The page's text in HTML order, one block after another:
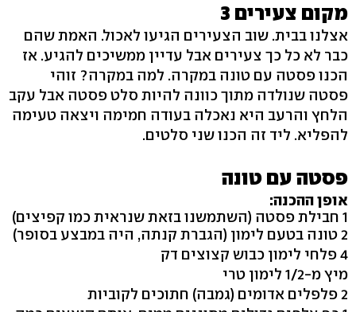
מקום צעירים 3
אצלנו בבית. שוב הצעירים הגיעו לאכול. האמת שהם
כבר לא כל כך צעירים אבל עדיין ממשיכים להגיע. אז
הכנו פסטה עם טונה במקרה. למה במקרה? זוהי
פסטה שנולדה מתוך כוונה להיות סלט פסטה אבל עקב
הלחץ והרעב היא נאכלה בעודה חמימה ויצאה טעימה
להפליא. ליד זה הכנו שני סלטים.
פסטה עם טונה
אופן ההכנה:
1 חבילת פסטה (השתמשנו בזאת שנראית כמו קפיצים)
2 טונה בטעם לימון (הגברת קנתה, היה במבצע בסופר)
4 פלחי לימון כבוש קצוצים דק
מיץ מ-1/2 לימון טרי
2 פלפלים אדומים (גמבה) חתוכים לקוביות